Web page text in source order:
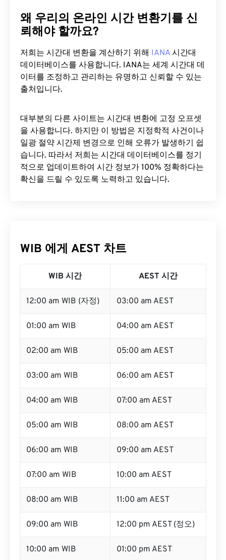
왜 우리의 온라인 시간 변환기를 신
뢰해야 할까요?
저희는 시간대 변환을 계산하기 위해 IANA 시간대
데이터베이스를 사용합니다. IANA는 세계 시간대 데
이터를 조정하고 관리하는 유명하고 신뢰할 수 있는
출처입니다.
대부분의 다른 사이트는 시간대 변환에 ​​고정 오프셋
을 사용합니다. 하지만 이 방법은 지정학적 사건이나
일광 절약 시간제 변경으로 인해 오류가 발생하기 쉽
습니다. 따라서 저희는 시간대 데이터베이스를 정기
적으로 업데이트하여 시간 정보가 100% 정확하다는
확신을 드릴 수 있도록 노력하고 있습니다.
WIB 에게 AEST 차트
WIB 시간 AEST 시간
12:00 am WIB (자정) 03:00 am AEST
01:00 am WIB 04:00 am AEST
02:00 am WIB 05:00 am AEST
03:00 am WIB 06:00 am AEST
04:00 am WIB 07:00 am AEST
05:00 am WIB 08:00 am AEST
06:00 am WIB 09:00 am AEST
07:00 am WIB 10:00 am AEST
08:00 am WIB 11:00 am AEST
09:00 am WIB 12:00 pm AEST (정오)
10:00 am WIB 01:00 pm AEST